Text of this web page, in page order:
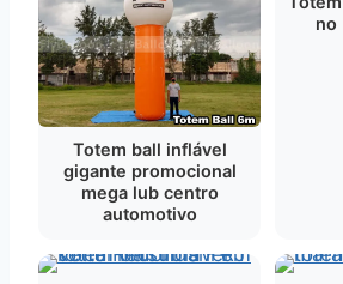
Totem ball inflável
gigante promocional
mega lub centro
automotivo
no